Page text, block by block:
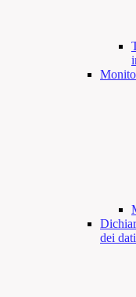
dei dati